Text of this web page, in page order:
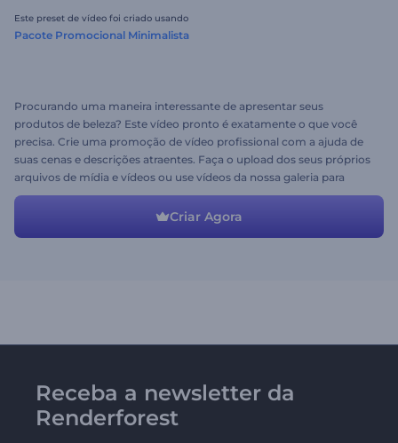
Este preset de vídeo foi criado usando
Pacote Promocional Minimalista
Procurando uma maneira interessante de apresentar seus
produtos de beleza? Este vídeo pronto é exatamente o que você
precisa. Crie uma promoção de vídeo profissional com a ajuda de
suas cenas e descrições atraentes. Faça o upload dos seus próprios
arquivos de mídia e vídeos ou use vídeos da nossa galeria para
realizar todas as suas ideias. Experimente agora e aproveite o
Criar Agora
Receba a newsletter da
Renderforest